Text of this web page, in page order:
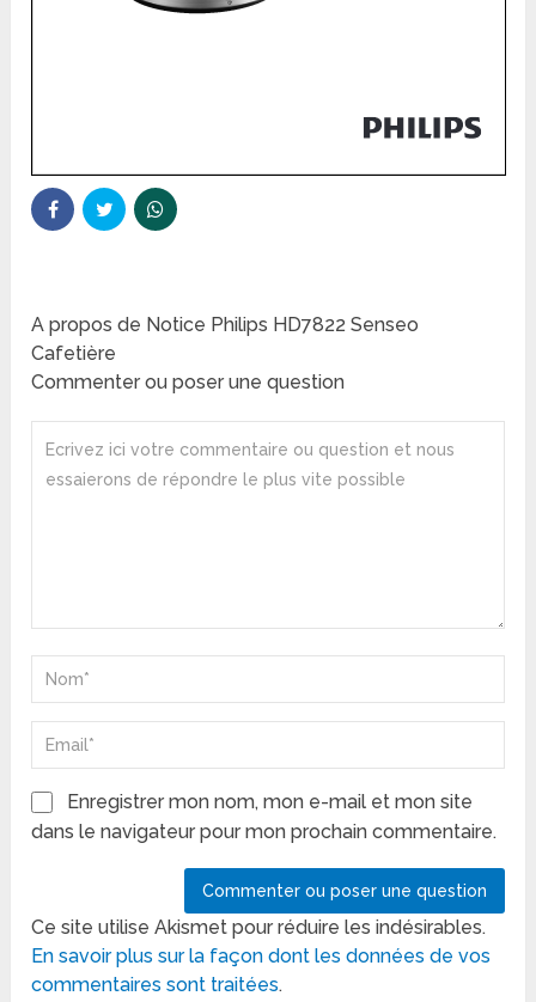
A propos de Notice Philips HD7822 Senseo
Cafetière
Commenter ou poser une question
Enregistrer mon nom, mon e-mail et mon site
dans le navigateur pour mon prochain commentaire.
Ce site utilise Akismet pour réduire les indésirables.
En savoir plus sur la façon dont les données de vos
commentaires sont traitées.